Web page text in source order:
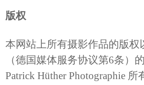
版权
本网站上所有摄影作品的版权
（德国媒体服务协议第6条）
Patrick Hüther Photographie 所